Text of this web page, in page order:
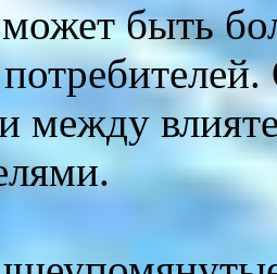
быть
между